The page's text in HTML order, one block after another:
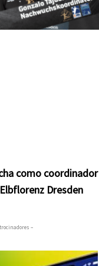
como coordinador
Dresden
–